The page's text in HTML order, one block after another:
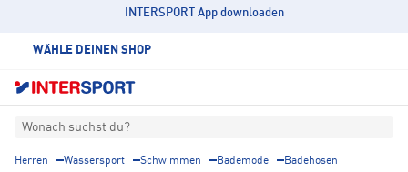
INTERSPORT App downloaden
WÄHLE DEINEN SHOP
Wonach suchst du?
Herren Wassersport Schwimmen Bademode
Badehosen